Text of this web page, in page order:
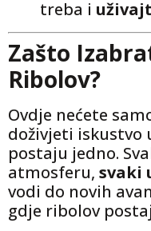
treba i
Zašto
Ribolov?
Ovdje nećete
doživjeti iskustvo
postaju jedno.
atmosferu, svaki
vodi do novih
gdje ribolov